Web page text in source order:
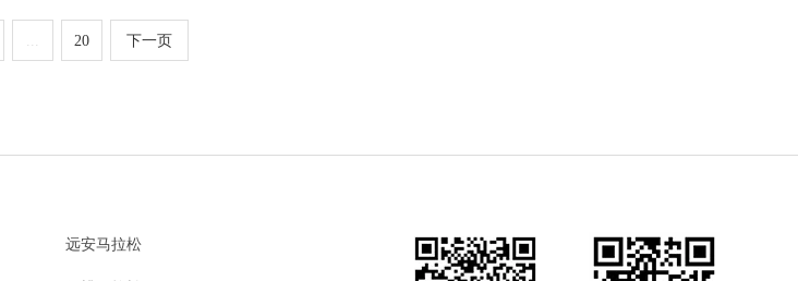
... 20 下一页
远安马拉松